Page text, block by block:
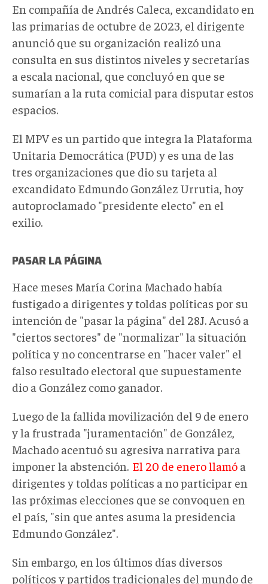
En compañía de Andrés Caleca, excandidato en
las primarias de octubre de 2023, el dirigente
anunció que su organización realizó una
consulta en sus distintos niveles y secretarías
a escala nacional, que concluyó en que se
sumarían a la ruta comicial para disputar estos
espacios.
El MPV es un partido que integra la Plataforma
Unitaria Democrática (PUD) y es una de las
tres organizaciones que dio su tarjeta al
excandidato Edmundo González Urrutia, hoy
autoproclamado "presidente electo" en el
exilio.
PASAR LA PÁGINA
Hace meses María Corina Machado había
fustigado a dirigentes y toldas políticas por su
intención de "pasar la página" del 28J. Acusó a
"ciertos sectores" de "normalizar" la situación
política y no concentrarse en "hacer valer" el
falso resultado electoral que supuestamente
dio a González como ganador.
Luego de la fallida movilización del 9 de enero
y la frustrada "juramentación" de González,
Machado acentuó su agresiva narrativa para
imponer la abstención. El 20 de enero llamó a
dirigentes y toldas políticas a no participar en
las próximas elecciones que se convoquen en
el país, "sin que antes asuma la presidencia
Edmundo González".
Sin embargo, en los últimos días diversos
políticos y partidos tradicionales del mundo de